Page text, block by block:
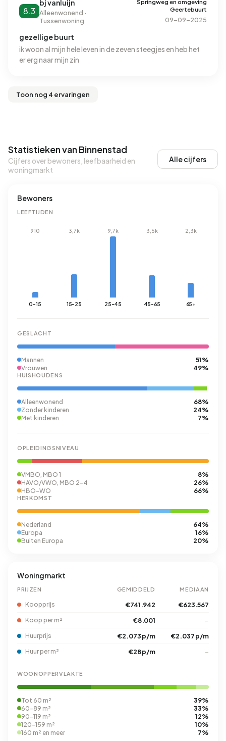
8.3
bj vanluijn
Alleenwonend ·
Tussenwoning
Springweg en omgeving
Geertebuurt
09-09-2025
gezellige buurt
ik woon al mijn hele leven in de zeven steegjes en heb het
er erg naar mijn zin
Toon nog 4 ervaringen
Statistieken van Binnenstad
Cijfers over bewoners, leefbaarheid en
woningmarkt
Alle cijfers
Bewoners
LEEFTIJDEN
910
0-15
3,7k
15-25
9,7k
25-45
3,5k
45-65
2,3k
65+
GESLACHT
Mannen 51%
Vrouwen 49%
HUISHOUDENS
Alleenwonend 68%
Zonder kinderen 24%
Met kinderen 7%
OPLEIDINGSNIVEAU
VMBO, MBO 1 8%
HAVO/VWO, MBO 2-4 26%
HBO-WO 66%
HERKOMST
Nederland 64%
Europa 16%
Buiten Europa 20%
Woningmarkt
PRIJZEN GEMIDDELD MEDIAAN
Koopprijs €741.942 €623.567
Koop per m² €8.001 –
Huurprijs €2.073 p/m €2.037 p/m
Huur per m² €28 p/m –
WOONOPPERVLAKTE
Tot 60 m² 39%
60-89 m² 33%
90-119 m² 12%
120-159 m² 10%
160 m² en meer 7%